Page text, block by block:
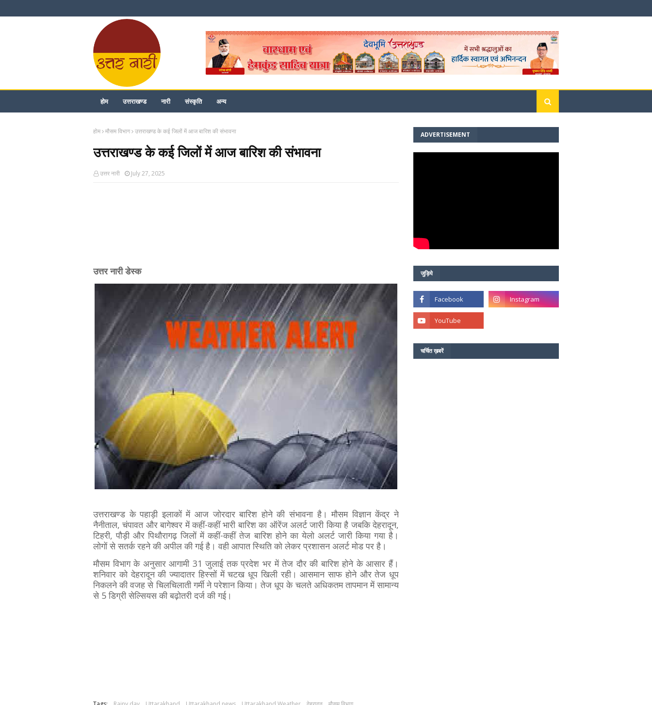
होम उत्तराखण्ड नारी संस्कृति अन्य
होम मौसम विभाग उत्तराखण्ड के कई जिलों में आज बारिश की संभावना
उत्तराखण्ड के कई जिलों में आज बारिश की संभावना
उत्तर नारी July 27, 2025
उत्तर नारी डेस्क
उत्तराखण्ड के पहाड़ी इलाकों में आज जोरदार बारिश होने की संभावना है। मौसम विज्ञान केंद्र ने
नैनीताल, चंपावत और बागेश्वर में कहीं-कहीं भारी बारिश का ऑरेंज अलर्ट जारी किया है जबकि देहरादून,
टिहरी, पौड़ी और पिथौरागढ़ जिलों में कहीं-कहीं तेज बारिश होने का येलो अलर्ट जारी किया गया है।
लोगों से सतर्क रहने की अपील की गई है। वही आपात स्थिति को लेकर प्रशासन अलर्ट मोड पर है।
मौसम विभाग के अनुसार आगामी 31 जुलाई तक प्रदेश भर में तेज दौर की बारिश होने के आसार हैं।
शनिवार को देहरादून की ज्यादातर हिस्सों में चटख धूप खिली रही। आसमान साफ होने और तेज धूप
निकलने की वजह से चिलचिलाती गर्मी ने परेशान किया। तेज धूप के चलते अधिकतम तापमान में सामान्य
से 5 डिग्री सेल्सियस की बढ़ोतरी दर्ज की गई।
ADVERTISEMENT
जुड़िये
चर्चित ख़बरें